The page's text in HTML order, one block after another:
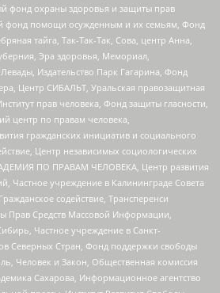
фонд охраны здоровья и защиты прав
фонд помощи осужденным и их семьям, Фонд
тайга, Так-Так-Так, Сова, центр Анна,
Эра здоровья, Мемориал,
Издательство Парк Гагарина, Фонд
Центр СИБАЛЬТ, Уральская правозащитная
прав человека, Фонд защиты гласности,
центр по правам человека,
гражданских инициатив и социального
Центр независимых социологических
ПО ПРАВАМ ЧЕЛОВЕКА, Центр развития
Частное учреждение в Калининграде Совета
содействие, Трансперенси
Прав Средств Массовой Информации,
Частное учреждение в Санкт-
Северных Стран, Фонд поддержки свободы
Человек и Закон, Общественная комиссия
Сахарова, Информационное агентство